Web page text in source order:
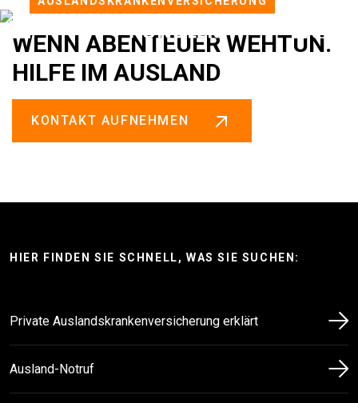
WENN ABENTEUER WEHTUN.
HILFE IM AUSLAND
KONTAKT AUFNEHMEN
HIER FINDEN SIE SCHNELL, WAS SIE SUCHEN:
Private Auslandskrankenversicherung erklärt
Ausland-Notruf